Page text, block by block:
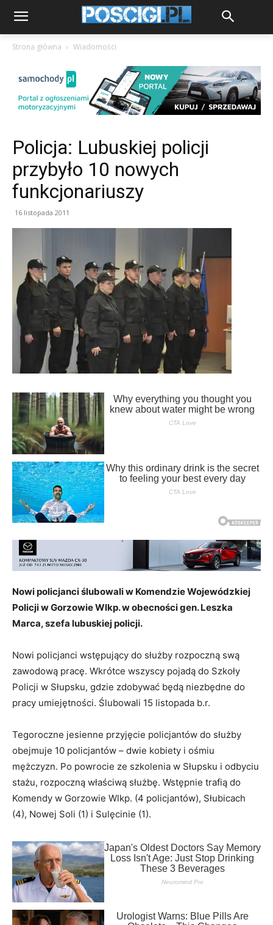
Strona główna Wiadomości
Policja: Lubuskiej policji
przybyło 10 nowych
funkcjonariuszy
16 listopada 2011
Nowi policjanci ślubowali w Komendzie Wojewódzkiej
Policji w Gorzowie Wlkp. w obecności gen. Leszka
Marca, szefa lubuskiej policji.
Nowi policjanci wstępujący do służby rozpoczną swą
zawodową pracę. Wkrótce wszyscy pojadą do Szkoły
Policji w Słupsku, gdzie zdobywać będą niezbędne do
pracy umiejętności. Ślubowali 15 listopada b.r.
Tegoroczne jesienne przyjęcie policjantów do służby
obejmuje 10 policjantów – dwie kobiety i ośmiu
mężczyzn. Po powrocie ze szkolenia w Słupsku i odbyciu
stażu, rozpoczną właściwą służbę. Wstępnie trafią do
Komendy w Gorzowie Wlkp. (4 policjantów), Słubicach
(4), Nowej Soli (1) i Sulęcinie (1).